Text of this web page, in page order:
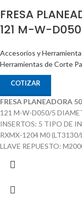
FRESA
121 M-W-
Accesorios y
Herramientas de Corte
COTIZAR
FRESA PLANEADORA
121 M-W-D050/5
INSERTOS: 5 TIPO DE
RXMX-1204 M0
LLAVE REPUESTO: